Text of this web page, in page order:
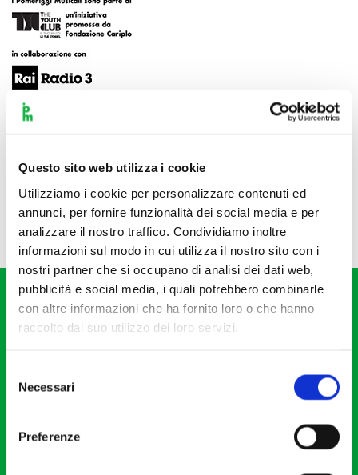
Questo sito web utilizza i cookie
Utilizziamo i cookie per personalizzare contenuti ed
annunci, per fornire funzionalità dei social media e per
analizzare il nostro traffico. Condividiamo inoltre
informazioni sul modo in cui utilizza il nostro sito con i
nostri partner che si occupano di analisi dei dati web,
pubblicità e social media, i quali potrebbero combinarle
con altre informazioni che ha fornito loro o che hanno
raccolto dal suo utilizzo dei loro servizi.
delNecessari
Preferenze
Fondazione I Pomeriggi Musicali
Partita Iva 04410060158